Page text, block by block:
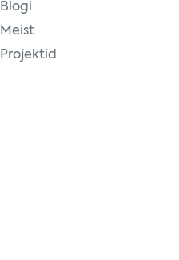
Blogi
Meist
Projektid